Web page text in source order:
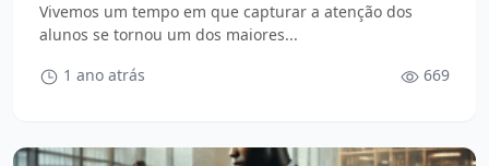
Vivemos um tempo em que capturar a atenção dos
alunos se tornou um dos maiores...
1 ano atrás
669